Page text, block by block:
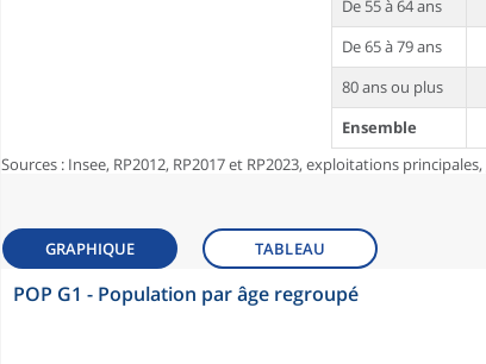
De 55 à 64 ans
De 65 à 79 ans
80 ans ou plus
Ensemble
Sources : Insee, RP2012, RP2017 et RP2023, exploitations
GRAPHIQUE TABLEAU
POP G1 - Population par âge regroupé